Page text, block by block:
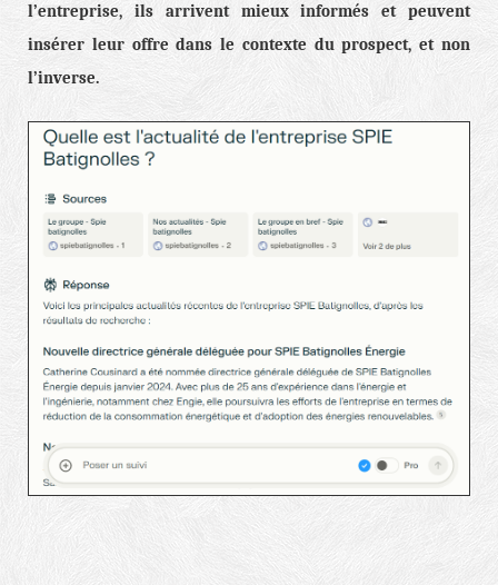
l’entreprise, ils arrivent mieux informés et peuvent
insérer leur offre dans le contexte du prospect, et non
l’inverse.